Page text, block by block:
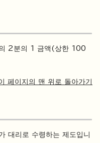
2분의 1 금액(상한 100
페이지의 맨 위로 돌아가기
대리로 수령하는 제도입니